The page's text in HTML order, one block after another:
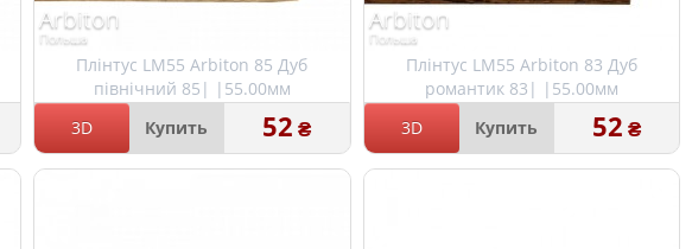
Плінтус LM55 Arbiton 85 Дуб
північний 85| |55.00мм
Arbiton
Польша
3D Купить 52 ₴
Плінтус LM55 Arbiton 83 Дуб
романтик 83| |55.00мм
Arbiton
Польша
3D Купить 52 ₴